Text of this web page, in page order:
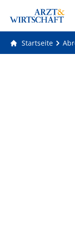
Startseite